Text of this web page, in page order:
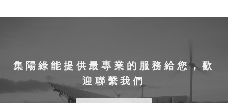
集陽綠能提供最專業的服務給您，歡
迎聯繫我們